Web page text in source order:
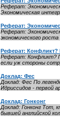
Реферат:
Экономическая
Реферат:
Реферат:
экономического роста
Реферат: Конфликт?
Реферат: Конфликт?
если уж стороны
Доклад: Фес
Доклад: Фес По
Идриссидов - первой
Доклад: Гонконг
Доклад: Гонконг Тот,
бывшей английской